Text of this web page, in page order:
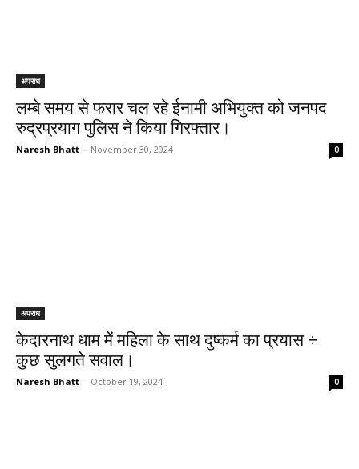
अपराध
लम्बे समय से फरार चल रहे ईनामी अभियुक्त को जनपद
रुद्रप्रयाग पुलिस ने किया गिरफ्तार।
Naresh Bhatt - November 30, 2024 0
अपराध
केदारनाथ धाम में महिला के साथ दुष्कर्म का प्रयास ÷
कुछ सुलगते सवाल।
Naresh Bhatt - October 19, 2024 0